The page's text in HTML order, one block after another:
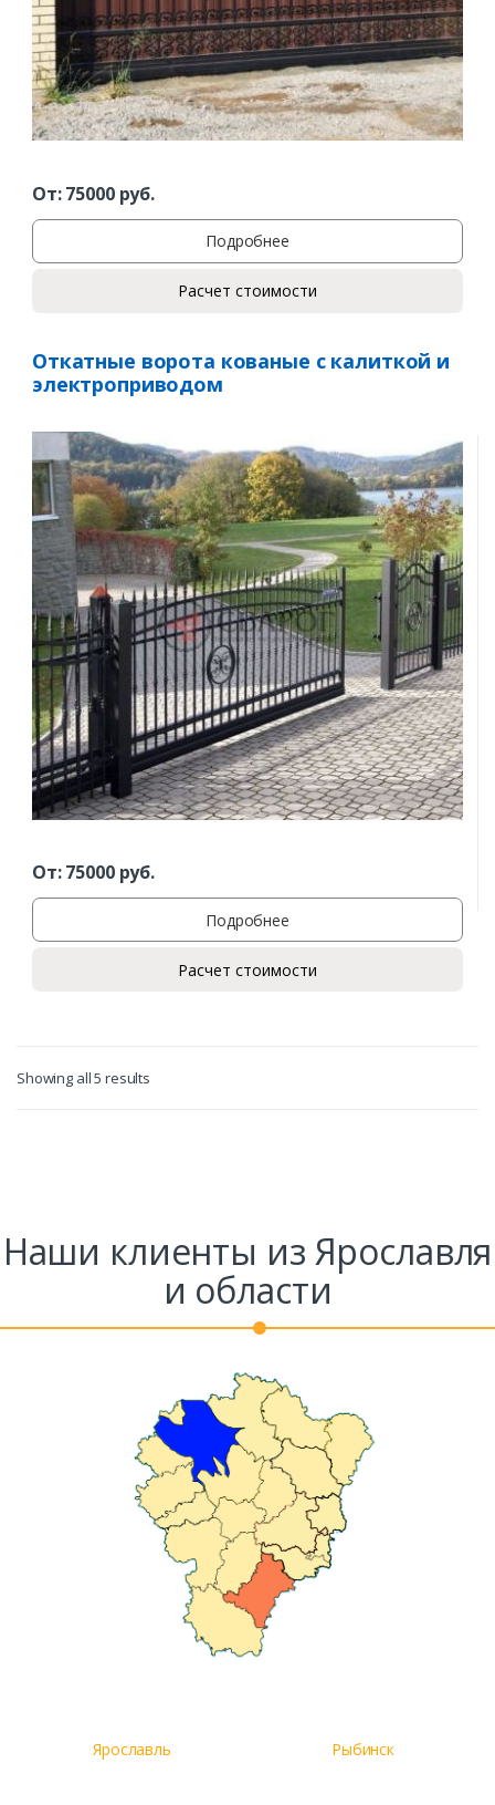
Заказать
Ваше имя*
Ваш телефон*
Комментарий к заказу
От:75000руб.
Подробнее
Расчет стоимости
Откатные ворота кованые с калиткой и
электроприводом
От:75000руб.
Подробнее
Расчет стоимости
Showing all 5 results
Наши клиенты из Ярославля
и области
Ярославль Рыбинск